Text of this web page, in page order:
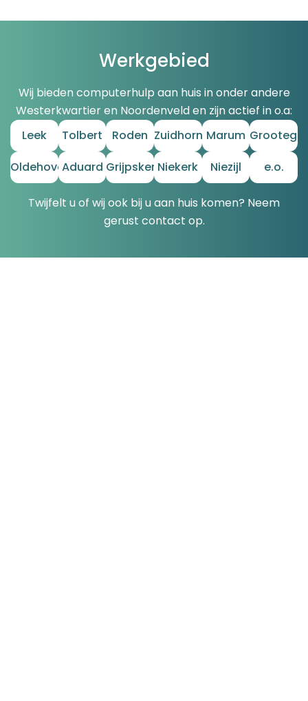
Werkgebied
Wij bieden computerhulp aan huis in onder andere
Westerkwartier en Noordenveld en zijn actief in o.a:
Leek
Tolbert Roden Zuidhorn Marum
OldehoveAduard GrijpskerkNiekerk Niezijl e.o.
Twijfelt u of wij ook bij u aan huis komen? Neem
gerust contact op.